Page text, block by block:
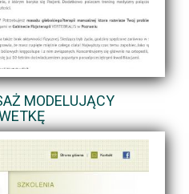
MODELUJĄCY